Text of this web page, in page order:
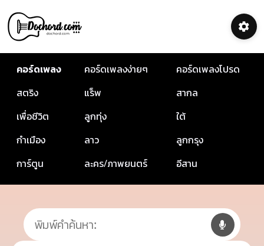
คอร์ดเพลง คอร์ดเพลงง่ายๆ
คอร์ดเพลงโปรด
สตริง
แร็พ
สากล
เพื่อชีวิต
ลูกทุ่ง
ใต้
กำเมือง
ลาว
ลูกกรุง
การ์ตูน
ละคร/ภาพยนตร์ อีสาน